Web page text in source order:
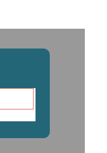
bei denen euch
Hat sich die Zeit